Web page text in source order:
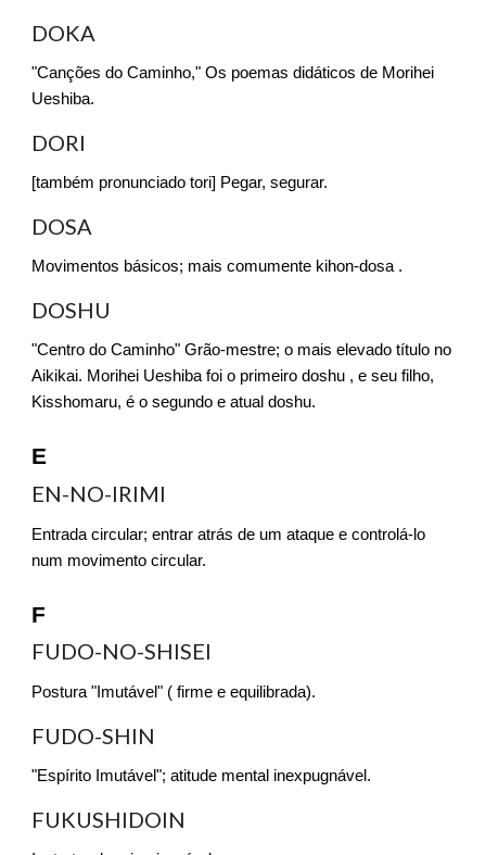
DOKA
"Canções do Caminho," Os poemas didáticos de Morihei
Ueshiba.
DORI
[também pronunciado tori] Pegar, segurar.
DOSA
Movimentos básicos; mais comumente kihon-dosa .
DOSHU
"Centro do Caminho" Grão-mestre; o mais elevado título no
Aikikai. Morihei Ueshiba foi o primeiro doshu , e seu filho,
Kisshomaru, é o segundo e atual doshu.
E
EN-NO-IRIMI
Entrada circular; entrar atrás de um ataque e controlá-lo
num movimento circular.
F
FUDO-NO-SHISEI
Postura "Imutável" ( firme e equilibrada).
FUDO-SHIN
"Espírito Imutável"; atitude mental inexpugnável.
FUKUSHIDOIN